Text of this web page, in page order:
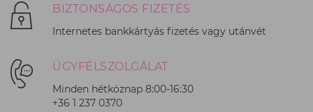
BIZTONSÁGOS FIZETÉS
Internetes bankkártyás fizetés vagy utánvét
ÜGYFÉLSZOLGÁLAT
Minden hétköznap 8:00-16:30
+36 1 237 0370